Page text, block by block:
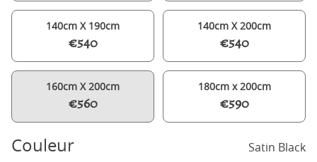
140cm X 190cm
€540
140cm X 200cm
€540
160cm X 200cm
€560
180cm x 200cm
€590
Couleur
Satin Black